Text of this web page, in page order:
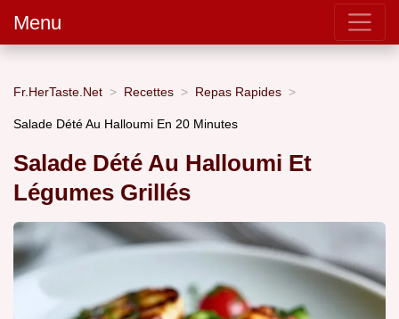
Menu
Fr.HerTaste.Net Recettes Repas Rapides
Salade Dété Au Halloumi En 20 Minutes
Salade Dété Au Halloumi Et
Légumes Grillés